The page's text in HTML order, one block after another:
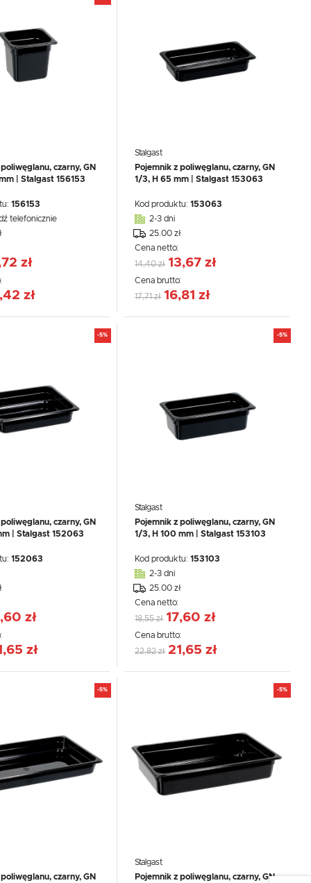
czarny, GN
| Stalgast 156153
156153
telefonicznie
zł
zł
Stalgast
Pojemnik z poliwęglanu, czarny, GN
1/3, H 65 mm | Stalgast 153063
Kod produktu:153063
2-3 dni
25.00 zł
Cena netto:
14,40 zł 13,67 zł
Cena brutto:
17,71 zł 16,81 zł
-5%
czarny, GN
| Stalgast 152063
152063
zł
zł
-5%
Stalgast
Pojemnik z poliwęglanu, czarny, GN
1/3, H 100 mm | Stalgast 153103
Kod produktu:153103
2-3 dni
25.00 zł
Cena netto:
18,55 zł 17,60 zł
Cena brutto:
22,82 zł 21,65 zł
-5%
czarny, GN
-5%
Stalgast
Pojemnik z poliwęglanu, czarny, GN